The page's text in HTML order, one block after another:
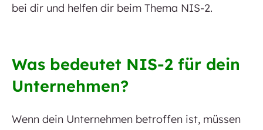
bei dir und helfen dir beim Thema NIS-2.
Was bedeutet NIS-2 für dein
Unternehmen?
Wenn dein Unternehmen betroffen ist, müssen